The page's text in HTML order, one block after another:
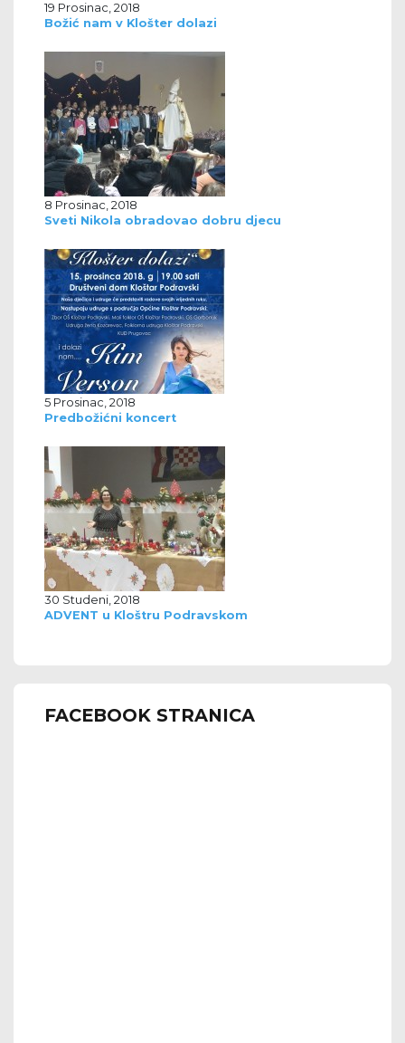
19 Prosinac, 2018
Božić nam v Klošter dolazi
8 Prosinac, 2018
Sveti Nikola obradovao dobru djecu
5 Prosinac, 2018
Predbožićni koncert
30 Studeni, 2018
ADVENT u Kloštru Podravskom
FACEBOOK STRANICA